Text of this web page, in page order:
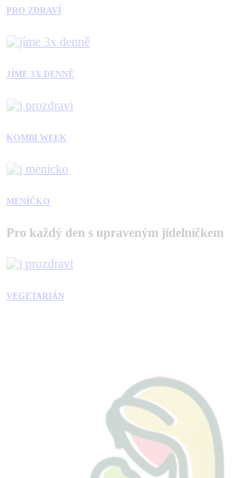
PRO ZDRAVÍ
JÍME 3X DENNĚ
KOMBI WEEK
MENÍČKO
Pro každý den s upraveným jídelníčkem
VEGETARIÁN